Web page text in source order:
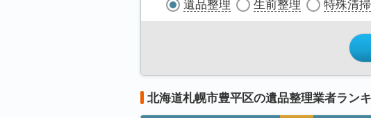
遺品整理
生前整理 特殊清掃
北海道札幌市豊平区の遺品整理業者ラン